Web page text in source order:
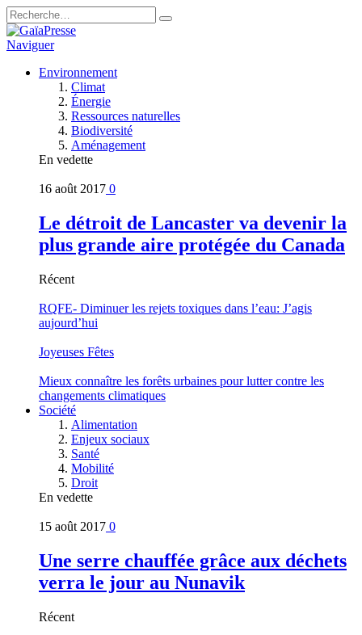
Naviguer
Environnement
Climat
Énergie
Ressources naturelles
Biodiversité
Aménagement
En vedette
16 août 2017 0
Le détroit de Lancaster va devenir la
plus grande aire protégée du Canada
Récent
RQFE- Diminuer les rejets toxiques dans l’eau: J’agis
aujourd’hui
Joyeuses Fêtes
Mieux connaître les forêts urbaines pour lutter contre les
changements climatiques
Société
Alimentation
Enjeux sociaux
Santé
Mobilité
Droit
En vedette
15 août 2017 0
Une serre chauffée grâce aux déchets
verra le jour au Nunavik
Récent